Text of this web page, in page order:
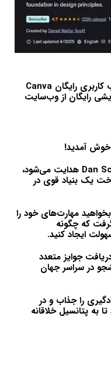
رایگان Canva
رایگان از وب‌سایت
خوش آمدید!
Dan هدایت می‌شود،
یک بنیاد قوی در
مهارت‌های خود را
که چگونه
ایجاد کنید.
جوایز متعدد
در سراسر جهان
را جذاب و در
به پتانسیل خلاقانه